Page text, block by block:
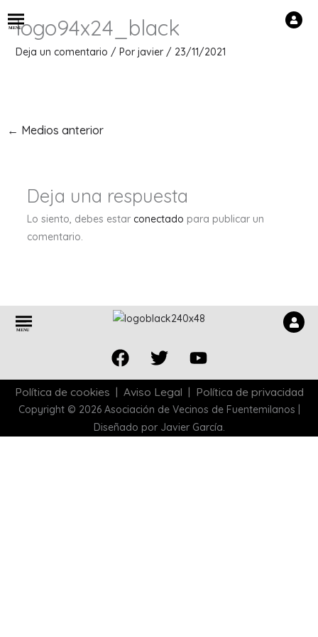
contenido
MENU
logo94x24_black
Deja un comentario / Por javier / 23/11/2021
← Medios anterior
Deja una respuesta
Lo siento, debes estar conectado para publicar un
comentario.
Menú
MENU
Facebook
TwitterYoutube
Política de cookies | Aviso Legal | Política de privacidad
Copyright © 2026 Asociación de Vecinos de Fuentemilanos |
Diseñado por Javier García.